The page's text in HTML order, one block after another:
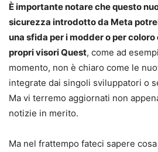
È importante notare che questo
sicurezza introdotto da Meta
una sfida per i modder o per
propri visori Quest, come ad
momento, non è chiaro come le
integrate dai singoli sviluppatori o
Ma vi terremo aggiornati non
notizie in merito.
Ma nel frattempo fateci sapere